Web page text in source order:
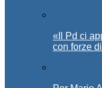
«Il Pd ci
con forze